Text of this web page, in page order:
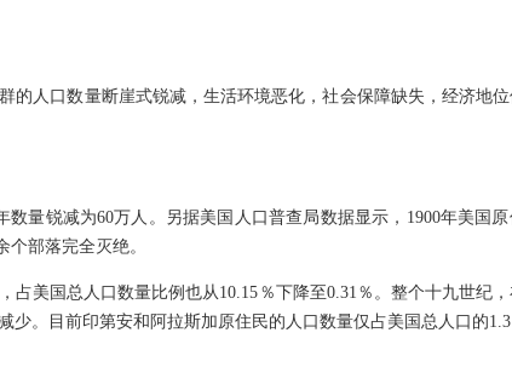
的人口数量断崖式锐减，生活环境恶化，社会保障缺失，经济地
数量锐减为60万人。另据美国人口普查局数据显示，1900年美国
部落完全灭绝。
占美国总人口数量比例也从10.15％下降至0.31％。整个十九世纪
。目前印第安和阿拉斯加原住民的人口数量仅占美国总人口的1.3